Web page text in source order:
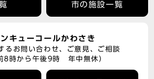
市の施設一覧
キューコールかわさき
るお問い合わせ、ご意見、ご相談
8時から午後9時 年中無休）